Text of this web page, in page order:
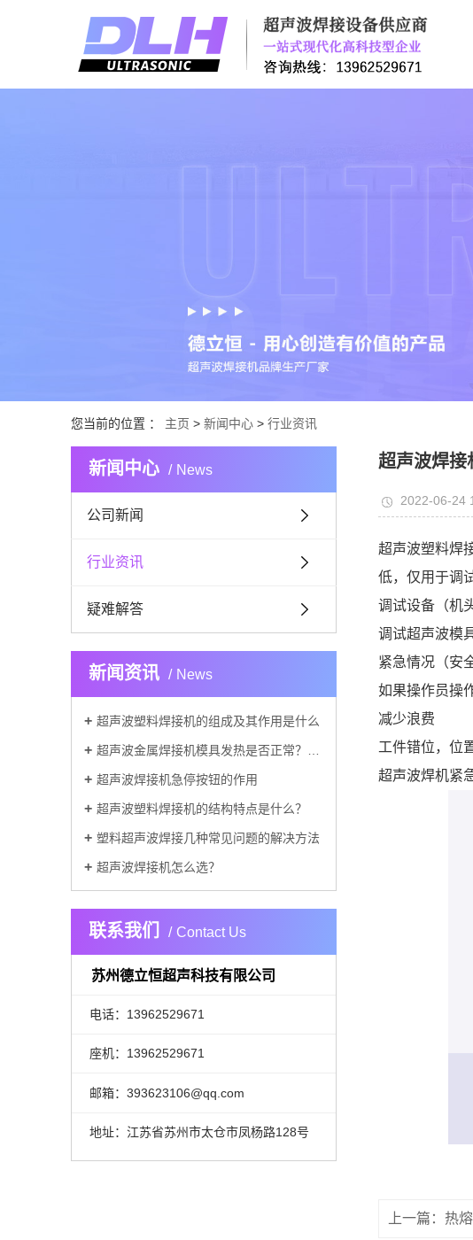
您当前的位置 ： 主页 > 新闻中心 > 行业资讯
新闻中心 News
公司新闻
行业资讯
疑难解答
新闻资讯 News
超声波塑料焊接机的组成及其作用是什么
超声波金属焊接机模具发热是否正常？判断标准是什么？
超声波焊接机急停按钮的作用
超声波塑料焊接机的结构特点是什么？
塑料超声波焊接几种常见问题的解决方法
超声波焊接机怎么选？
联系我们 Contact Us
苏州德立恒超声科技有限公司
电话：13962529671
座机：13962529671
邮箱：393623106@qq.com
地址：江苏省苏州市太仓市凤杨路128号
超声波焊接
2022-06-24
超声波塑料焊
低，仅用于调
调试设备（机
调试超声波模
紧急情况（安
如果操作员操
减少浪费
工件错位，位
超声波焊机紧
上一篇：热